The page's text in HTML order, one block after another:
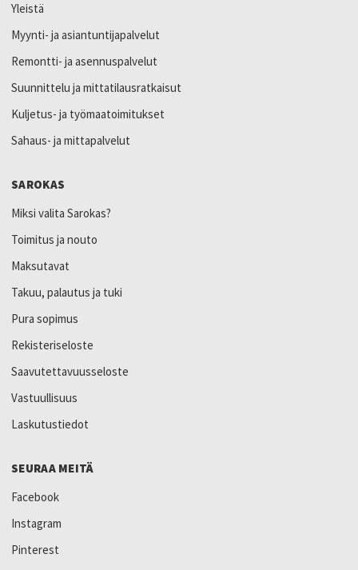
Yleistä
Myynti- ja asiantuntijapalvelut
Remontti- ja asennuspalvelut
Suunnittelu ja mittatilausratkaisut
Kuljetus- ja työmaatoimitukset
Sahaus- ja mittapalvelut
SAROKAS
Miksi valita Sarokas?
Toimitus ja nouto
Maksutavat
Takuu, palautus ja tuki
Pura sopimus
Rekisteriseloste
Saavutettavuusseloste
Vastuullisuus
Laskutustiedot
SEURAA MEITÄ
Facebook
Instagram
Pinterest